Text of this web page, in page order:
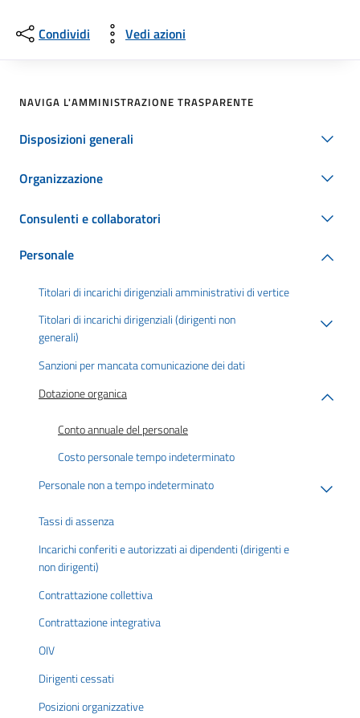
Condividi Vedi azioni
NAVIGA L'AMMINISTRAZIONE TRASPARENTE
Disposizioni generali
Organizzazione
Consulenti e collaboratori
Personale
Titolari di incarichi dirigenziali amministrativi di vertice
Titolari di incarichi dirigenziali (dirigenti non
generali)
Sanzioni per mancata comunicazione dei dati
Dotazione organica
Conto annuale del personale
Costo personale tempo indeterminato
Personale non a tempo indeterminato
Tassi di assenza
Incarichi conferiti e autorizzati ai dipendenti (dirigenti e
non dirigenti)
Contrattazione collettiva
Contrattazione integrativa
OIV
Dirigenti cessati
Posizioni organizzative